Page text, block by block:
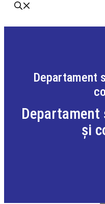
Departament
Departament
și